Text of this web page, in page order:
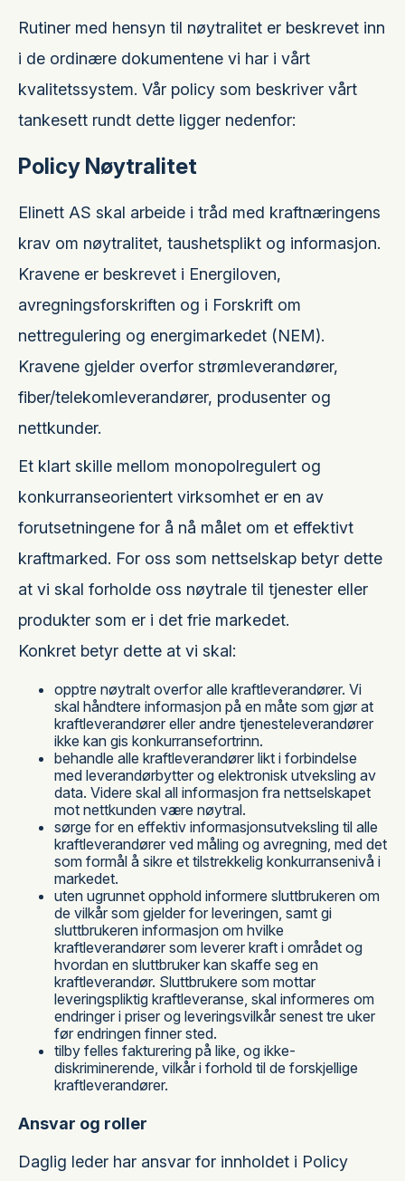
Rutiner med hensyn til nøytralitet er beskrevet inn
i de ordinære dokumentene vi har i vårt
kvalitetssystem. Vår policy som beskriver vårt
tankesett rundt dette ligger nedenfor:
Policy Nøytralitet
Elinett AS skal arbeide i tråd med kraftnæringens
krav om nøytralitet, taushetsplikt og informasjon.
Kravene er beskrevet i Energiloven,
avregningsforskriften og i Forskrift om
nettregulering og energimarkedet (NEM).
Kravene gjelder overfor strømleverandører,
fiber/telekomleverandører, produsenter og
nettkunder.
Et klart skille mellom monopolregulert og
konkurranseorientert virksomhet er en av
forutsetningene for å nå målet om et effektivt
kraftmarked. For oss som nettselskap betyr dette
at vi skal forholde oss nøytrale til tjenester eller
produkter som er i det frie markedet.
Konkret betyr dette at vi skal:
opptre nøytralt overfor alle kraftleverandører. Vi
skal håndtere informasjon på en måte som gjør at
kraftleverandører eller andre tjenesteleverandører
ikke kan gis konkurransefortrinn.
behandle alle kraftleverandører likt i forbindelse
med leverandørbytter og elektronisk utveksling av
data. Videre skal all informasjon fra nettselskapet
mot nettkunden være nøytral.
sørge for en effektiv informasjonsutveksling til alle
kraftleverandører ved måling og avregning, med det
som formål å sikre et tilstrekkelig konkurransenivå i
markedet.
uten ugrunnet opphold informere sluttbrukeren om
de vilkår som gjelder for leveringen, samt gi
sluttbrukeren informasjon om hvilke
kraftleverandører som leverer kraft i området og
hvordan en sluttbruker kan skaffe seg en
kraftleverandør. Sluttbrukere som mottar
leveringspliktig kraftleveranse, skal informeres om
endringer i priser og leveringsvilkår senest tre uker
før endringen finner sted.
tilby felles fakturering på like, og ikke-
diskriminerende, vilkår i forhold til de forskjellige
kraftleverandører.
Ansvar og roller
Daglig leder har ansvar for innholdet i Policy